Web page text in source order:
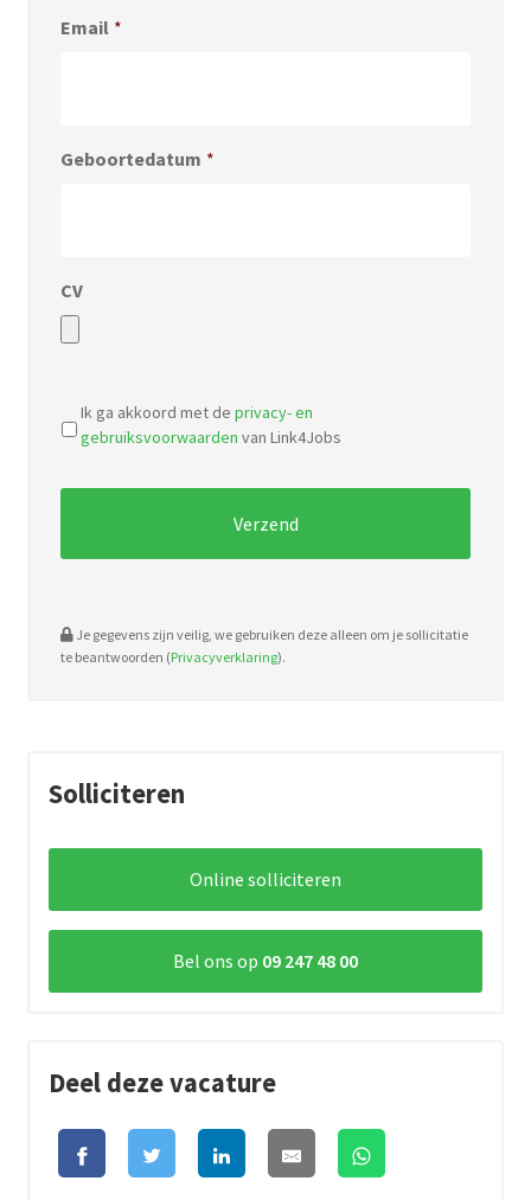
Email *
Geboortedatum *
CV
types:
pdf,
doc.
Ik ga akkoord met de privacy- en
gebruiksvoorwaarden van Link4Jobs
Je gegevens zijn veilig, we gebruiken deze alleen om je sollicitatie
te beantwoorden (Privacyverklaring).
Solliciteren
Online solliciteren
Bel ons op 09 247 48 00
Deel deze vacature